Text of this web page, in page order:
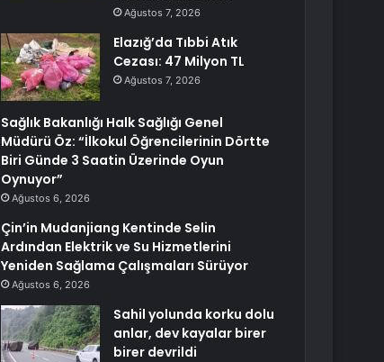
Ağustos 7, 2026
Elazığ’da Tıbbi Atık
Cezası: 47 Milyon TL
Ağustos 7, 2026
Sağlık Bakanlığı Halk Sağlığı Genel
Müdürü Öz: “İlkokul Öğrencilerinin Dörtte
Biri Günde 3 Saatin Üzerinde Oyun
Oynuyor”
Ağustos 6, 2026
Çin’in Mudanjiang Kentinde Selin
Ardından Elektrik ve Su Hizmetlerini
Yeniden Sağlama Çalışmaları Sürüyor
Ağustos 6, 2026
Sahil yolunda korku dolu
anlar, dev kayalar birer
birer devrildi